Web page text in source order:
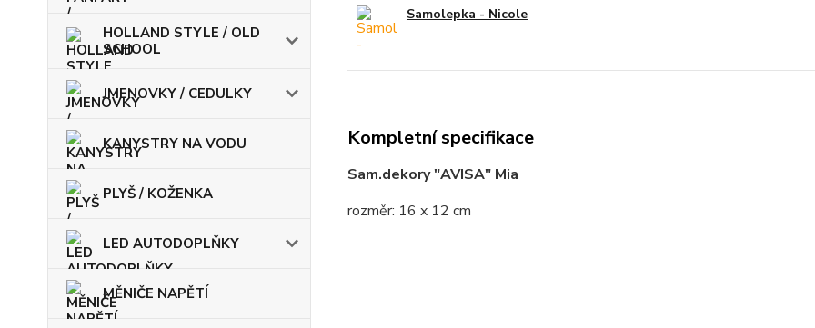
HOLLAND STYLE / OLD
SCHOOL
JMENOVKY / CEDULKY
KANYSTRY NA VODU
PLYŠ / KOŽENKA
LED AUTODOPLŇKY
MĚNIČE NAPĚTÍ
Samolepka - Nicole
Kompletní specifikace
Sam.dekory "AVISA" Mia
rozměr: 16 x 12 cm